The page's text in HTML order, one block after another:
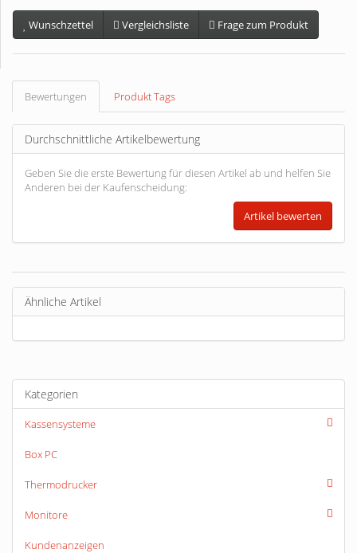
Wunschzettel Vergleichsliste Frage zum Produkt
Bewertungen Produkt Tags
Durchschnittliche Artikelbewertung
Geben Sie die erste Bewertung für diesen Artikel ab und helfen Sie
Anderen bei der Kaufenscheidung:
Ähnliche Artikel
Kategorien
Kassensysteme
Box PC
Thermodrucker
Monitore
Kundenanzeigen